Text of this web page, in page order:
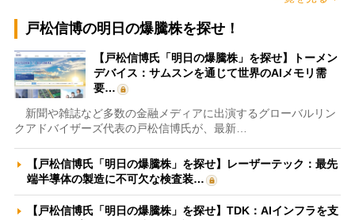
戸松信博の明日の爆騰株を探せ！
【戸松信博氏「明日の爆騰株」を探せ】トーメン
デバイス：サムスンを通じて世界のAIメモリ需
要…
新聞や雑誌など多数の金融メディアに出演するグローバルリン
クアドバイザーズ代表の戸松信博氏が、最新…
【戸松信博氏「明日の爆騰株」を探せ】レーザーテック：最先
端半導体の製造に不可欠な検査装…
【戸松信博氏「明日の爆騰株」を探せ】TDK：AIインフラを支